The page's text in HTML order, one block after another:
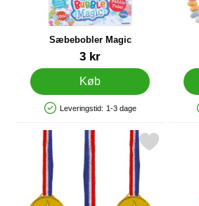
Sæbebobler Magic
3 kr
Køb
Produkttilgængelighed: På lager
Leveringstid: 1-3 dage
Markér guldmedalje Plastik